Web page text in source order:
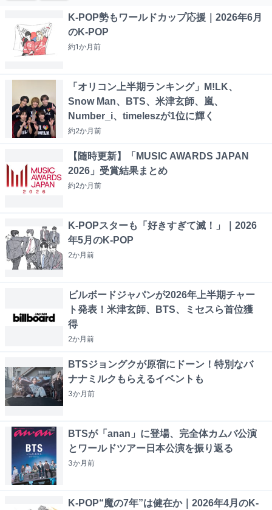
K-POP勢もワールドカップ応援｜2026年6月
のK-POP
約1か月前
「オリコン上半期ランキング」M!LK、
Snow Man、BTS、米津玄師、嵐、
Number_i、timeleszが1位に輝く
約2か月前
【随時更新】「MUSIC AWARDS JAPAN
2026」受賞結果まとめ
約2か月前
K-POPスターも「好きすぎて滅！」｜2026
年5月のK-POP
2か月前
ビルボードジャパンが2026年上半期チャー
ト発表！米津玄師、BTS、ミセスら首位獲
得
2か月前
BTSジョングクが原宿にドーン！特別なバ
ナナミルクもらえるイベントも
3か月前
BTSが「anan」に登場、完全体カムバ公演
とワールドツアー日本公演を振り返る
3か月前
K-POP“魔の7年”は健在か｜2026年4月のK-